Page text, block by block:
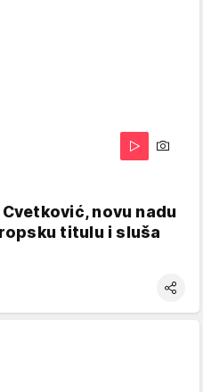
novu nadu
titulu i sluša